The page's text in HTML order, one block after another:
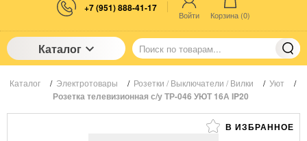
+7 (951) 888-41-17
Войти Корзина (0)
Каталог
Каталог / Электротовары / Розетки / Выключатели / Вилки / Уют /
Розетка телевизионная с/у ТР-046 УЮТ 16А IP20
В ИЗБРАННОЕ